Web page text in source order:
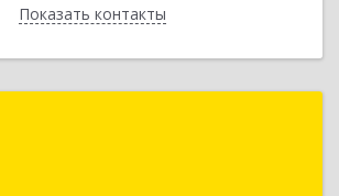
Показать контакты
Назад
край, Красноярск г, им